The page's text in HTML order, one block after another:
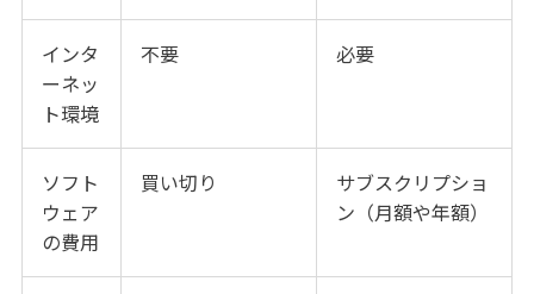
インタ
ーネッ
ト環境
不要 必要
ソフト
ウェア
の費用
買い切り
サブスクリプショ
ン（月額や年額）